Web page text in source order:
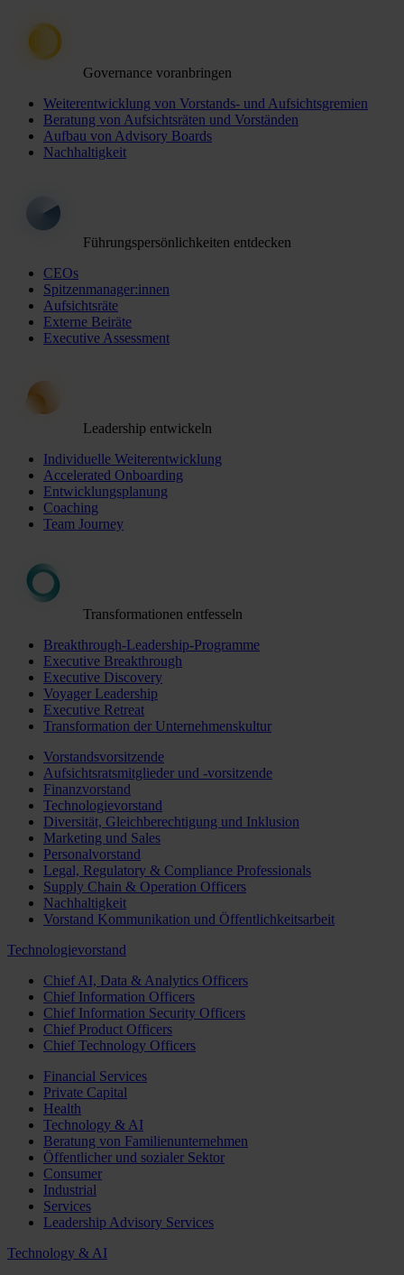
Governance voranbringen
Weiterentwicklung von Vorstands- und Aufsichtsgremien
Beratung von Aufsichtsräten und Vorständen
Aufbau von Advisory Boards
Nachhaltigkeit
Führungspersönlichkeiten entdecken
CEOs
Spitzenmanager:innen
Aufsichtsräte
Externe Beiräte
Executive Assessment
Leadership entwickeln
Individuelle Weiterentwicklung
Accelerated Onboarding
Entwicklungsplanung
Coaching
Team Journey
Transformationen entfesseln
Breakthrough-Leadership-Programme
Executive Breakthrough
Executive Discovery
Voyager Leadership
Executive Retreat
Transformation der Unternehmenskultur
Vorstandsvorsitzende
Aufsichtsratsmitglieder und -vorsitzende
Finanzvorstand
Technologievorstand
Diversität, Gleichberechtigung und Inklusion
Marketing und Sales
Personalvorstand
Legal, Regulatory & Compliance Professionals
Supply Chain & Operation Officers
Nachhaltigkeit
Vorstand Kommunikation und Öffentlichkeitsarbeit
Technologievorstand
Chief AI, Data & Analytics Officers
Chief Information Officers
Chief Information Security Officers
Chief Product Officers
Chief Technology Officers
Financial Services
Private Capital
Health
Technology & AI
Beratung von Familienunternehmen
Öffentlicher und sozialer Sektor
Consumer
Industrial
Services
Leadership Advisory Services
Technology & AI